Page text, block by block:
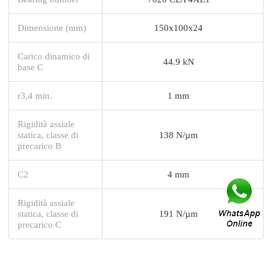
Dimensione (mm) 150x100x24
Carico dinamico di
base C
44.9 kN
r3,4 min. 1 mm
Rigidità assiale
statica, classe di
precarico B
138 N/µm
C2 4 mm
Rigidità assiale
statica, classe di
precarico C
191 N/µm